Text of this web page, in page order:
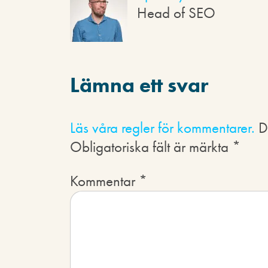
Head of SEO
Lämna ett svar
Läs våra regler för kommentarer.
Obligatoriska fält är märkta *
Kommentar *